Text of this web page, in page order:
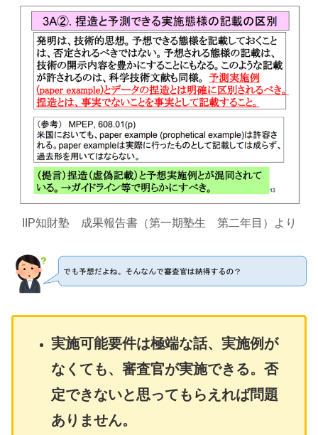
IIP知財塾 成果報告書（第一期塾生 第二年目）より
実施可能要件は極端な話、実施例が
なくても、審査官が実施できる。否
定できないと思ってもらえれば問題
ありません。